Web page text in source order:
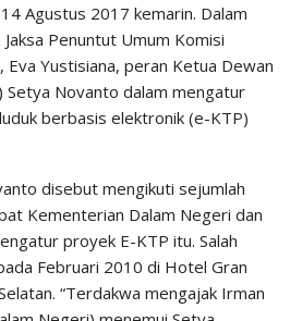
Agustus 2017 kemarin. Dalam
Penuntut Umum Komisi
Yustisiana, peran Ketua Dewan
Setya Novanto dalam mengatur
berbasis elektronik (e-KTP)
disebut mengikuti sejumlah
Kementerian Dalam Negeri dan
proyek E-KTP itu. Salah
Februari 2010 di Hotel Gran
“Terdakwa mengajak Irman